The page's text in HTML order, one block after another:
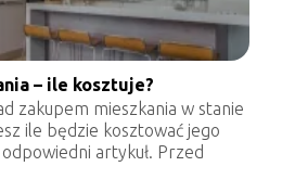
– ile kosztuje?
zakupem mieszkania w stanie
ile będzie kosztować jego
artykuł. Przed